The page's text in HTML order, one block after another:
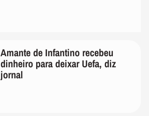
Amante de Infantino recebeu
dinheiro para deixar Uefa, diz
jornal